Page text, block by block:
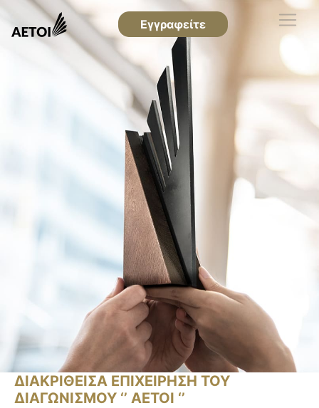
Εγγραφείτε
ΔΙΑΚΡΙΘΕΙΣΑ ΕΠΙΧΕΙΡΗΣΗ ΤΟΥ
ΔΙΑΓΩΝΙΣΜΟΥ ‘’ ΑΕΤΟΙ ‘’